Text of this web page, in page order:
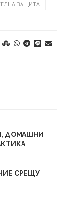
ЗАЩИТА
ДОМАШНИ
СРЕЩУ